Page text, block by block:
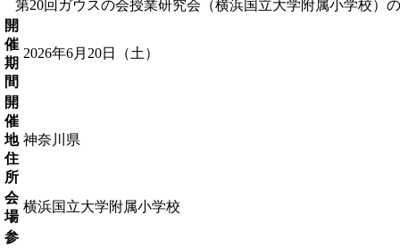
第20回ガウスの会授業研究会（横浜国立大学附属小学校）
開
催
期
間
2026年6月20日（土）
開
催
地
住
所
神奈川県
会
場
横浜国立大学附属小学校
参